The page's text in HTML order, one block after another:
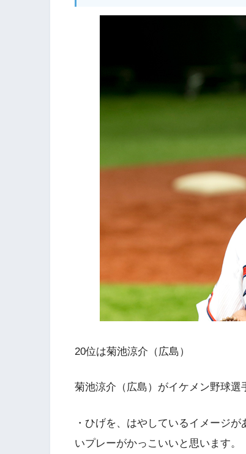
20位は菊池涼介（広島）
菊池涼介（広島）がイケメン野球選
・ひげを、はやしているイメージ
いプレーがかっこいいと思います。